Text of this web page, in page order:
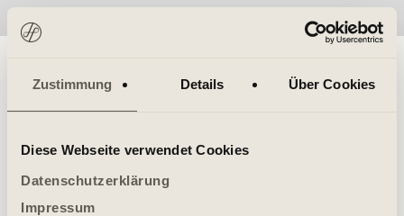
Zustimmung Details Über Cookies
Diese Webseite verwendet Cookies
Datenschutzerklärung
Impressum